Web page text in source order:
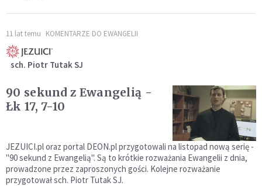
11 lat temu KOMENTARZE DO EWANGELII
sch. Piotr Tutak SJ
90 sekund z Ewangelią -
Łk 17, 7-10
JEZUICI.pl oraz portal DEON.pl przygotowali na listopad nową serię -
"90 sekund z Ewangelią". Są to krótkie rozważania Ewangelii z dnia,
prowadzone przez zaproszonych gości. Kolejne rozważanie
przygotował sch. Piotr Tutak SJ.